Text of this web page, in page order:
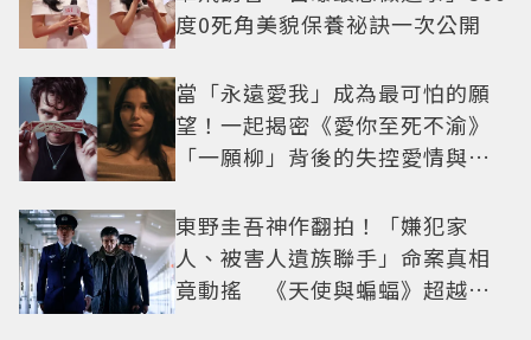
度0死角美貌保養祕訣一次公開
當「永遠愛我」成為最可怕的願
望！一起揭密《愛你至死不渝》
「一願柳」背後的失控愛情與爆
東野圭吾神作翻拍！「嫌犯家
人、被害人遺族聯手」命案真相
竟動搖 《天使與蝙蝠》超越懸